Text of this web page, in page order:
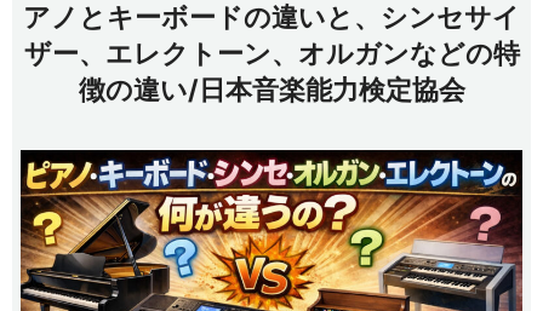
アノとキーボードの違いと、シンセサイ
ザー、エレクトーン、オルガンなどの特
徴の違い/日本音楽能力検定協会